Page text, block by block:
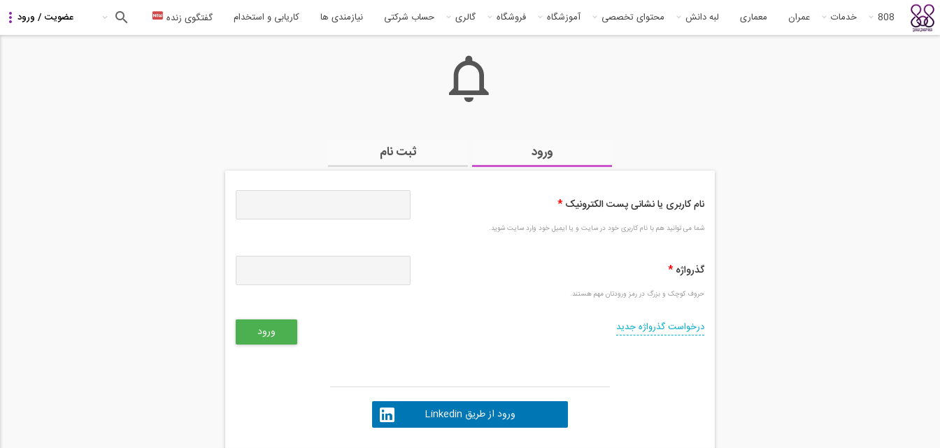
808 خدمات عمران معماری لبه دانش محتوای تخصصی آموزشگاه فروشگاه گالری حساب شرکتی نیازمندی ها کاریابی و استخدام گفتگوی زنده
ورود ثبت نام
نام کاربری یا نشانی پست الکترونیک *
شما می توانید هم با نام کاربری خود در سایت و یا ایمیل خود وارد سایت شوید.
گذرواژه *
حروف کوچک و بزرگ در رمز ورودتان مهم هستند.
درخواست گذرواژه جدید
ورود از طریق Linkedin